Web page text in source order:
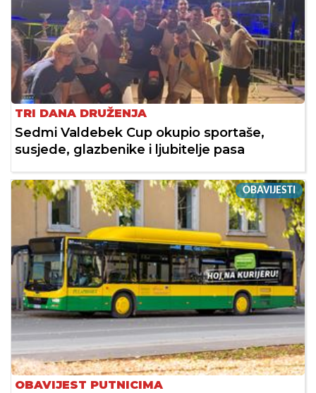
TRI DANA DRUŽENJA
Sedmi Valdebek Cup okupio sportaše,
susjede, glazbenike i ljubitelje pasa
OBAVIJESTI
OBAVIJEST PUTNICIMA